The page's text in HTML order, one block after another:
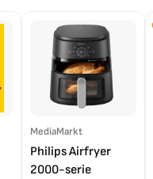
MediaMarkt
Philips Airfryer
2000-serie